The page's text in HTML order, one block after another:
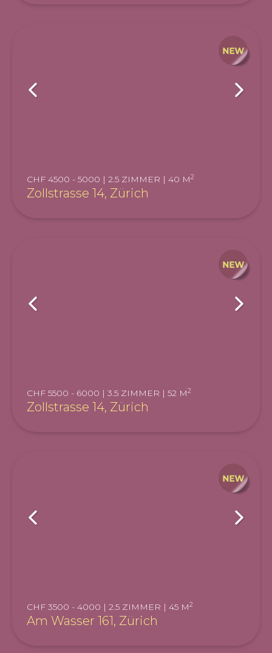
CHF 4500 - 5000 | 2.5 ZIMMER | 40 M2
Zollstrasse 14, Zürich
CHF 5500 - 6000 | 3.5 ZIMMER | 52 M2
Zollstrasse 14, Zürich
CHF 3500 - 4000 | 2.5 ZIMMER | 45 M2
Am Wasser 161, Zürich